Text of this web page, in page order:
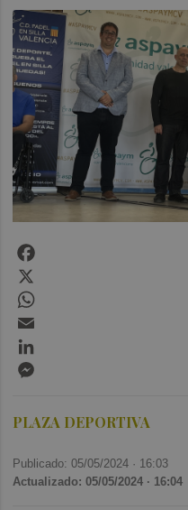
PLAZA DEPORTIVA
Publicado: 05/05/2024 · 16:03
Actualizado: 05/05/2024 · 16:04